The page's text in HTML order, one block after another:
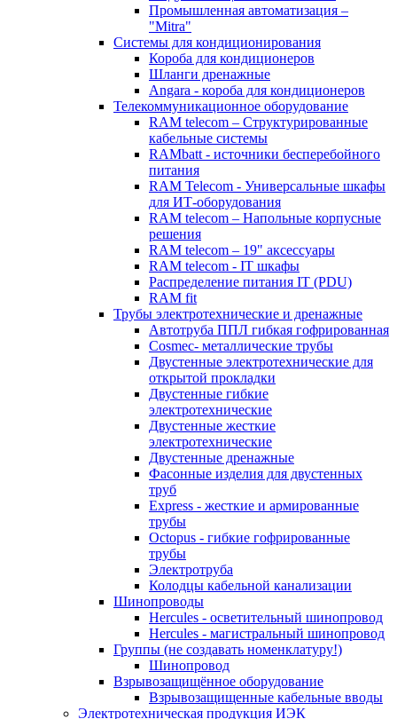
Промышленная автоматизация –
"Mitra"
Системы для кондиционирования
Короба для кондиционеров
Шланги дренажные
Angara - короба для кондиционеров
Телекоммуникационное оборудование
RAM telecom – Структурированные
кабельные системы
RAMbatt - источники бесперебойного
питания
RAM Telecom - Универсальные шкафы
для ИТ-оборудования
RAM telecom – Напольные корпусные
решения
RAM telecom – 19" аксессуары
RAM telecom - IT шкафы
Распределение питания IT (PDU)
RAM fit
Трубы электротехнические и дренажные
Автотруба ППЛ гибкая гофрированная
Cosmec- металлические трубы
Двустенные электротехнические для
открытой прокладки
Двустенные гибкие
электротехнические
Двустенные жесткие
электротехнические
Двустенные дренажные
Фасонные изделия для двустенных
труб
Express - жесткие и армированные
трубы
Octopus - гибкие гофрированные
трубы
Электротруба
Колодцы кабельной канализации
Шинопроводы
Hercules - осветительный шинопровод
Hercules - магистральный шинопровод
Группы (не создавать номенклатуру!)
Шинопровод
Взрывозащищённое оборудование
Взрывозащищенные кабельные вводы
Электротехническая продукция ИЭК